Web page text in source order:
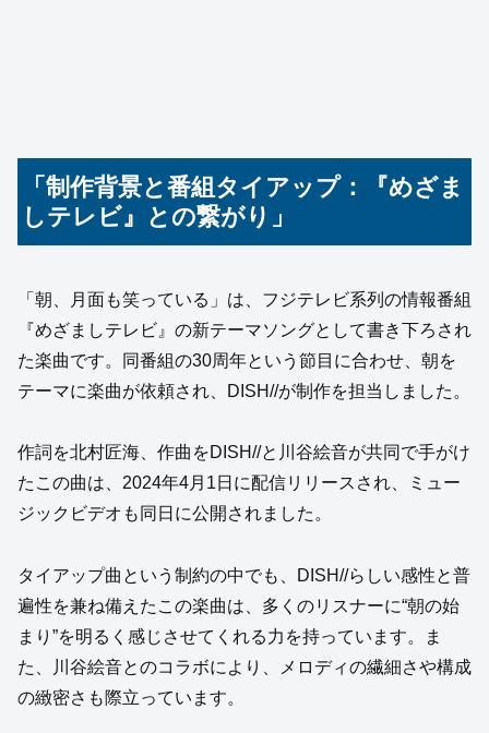
「制作背景と番組タイアップ：『めざま
しテレビ』との繋がり」
「朝、月面も笑っている」は、フジテレビ系列の情報番組
『めざましテレビ』の新テーマソングとして書き下ろされ
た楽曲です。同番組の30周年という節目に合わせ、朝を
テーマに楽曲が依頼され、DISH//が制作を担当しました。
作詞を北村匠海、作曲をDISH//と川谷絵音が共同で手がけ
たこの曲は、2024年4月1日に配信リリースされ、ミュー
ジックビデオも同日に公開されました。
タイアップ曲という制約の中でも、DISH//らしい感性と普
遍性を兼ね備えたこの楽曲は、多くのリスナーに“朝の始
まり”を明るく感じさせてくれる力を持っています。ま
た、川谷絵音とのコラボにより、メロディの繊細さや構成
の緻密さも際立っています。